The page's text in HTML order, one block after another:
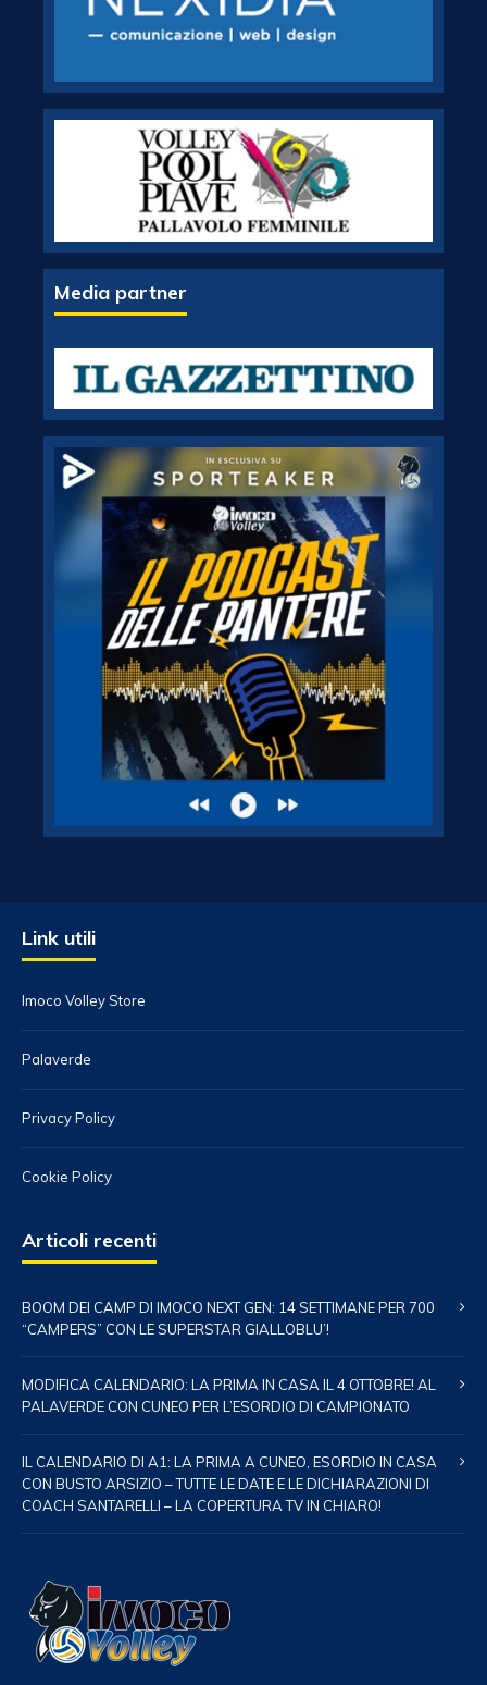
Media partner
Link utili
Imoco Volley Store
Palaverde
Privacy Policy
Cookie Policy
Articoli recenti
BOOM DEI CAMP DI IMOCO NEXT GEN: 14 SETTIMANE PER 700
“CAMPERS” CON LE SUPERSTAR GIALLOBLU’!
MODIFICA CALENDARIO: LA PRIMA IN CASA IL 4 OTTOBRE! AL
PALAVERDE CON CUNEO PER L’ESORDIO DI CAMPIONATO
IL CALENDARIO DI A1: LA PRIMA A CUNEO, ESORDIO IN CASA
CON BUSTO ARSIZIO – TUTTE LE DATE E LE DICHIARAZIONI DI
COACH SANTARELLI – LA COPERTURA TV IN CHIARO!